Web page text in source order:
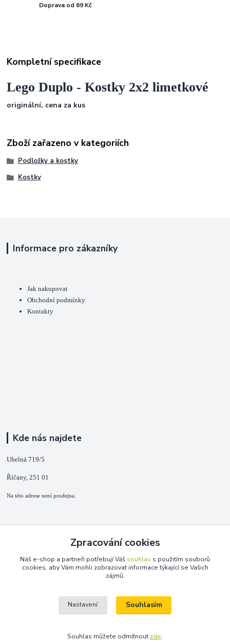
Doprava od 69 Kč
Kompletní specifikace
Lego Duplo - Kostky 2x2 limetkové
originální, cena za kus
Zboží zařazeno v kategoriích
Podložky a kostky
Kostky
Informace pro zákazníky
Jak nakupovat
Obchodní podmínky
Kontakty
Kde nás najdete
Uhelná 719/5
Říčany, 251 01
Na této adrese není prodejna.
+420 725 889 873
(Po-Ne, 9-18 hod.)
Zpracování cookies
Náš e-shop a partneři potřebují Váš souhlas s použitím souborů
cookies, aby Vám mohli zobrazovat informace týkající se Vašich
zájmů.
Nastavení Souhlasím
Souhlas můžete odmítnout zde.